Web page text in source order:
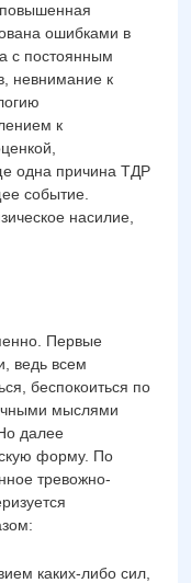
ошибками в
с постоянным
невнимание к
к
одна причина ТДР
событие.
насилие,
Первые
ведь всем
беспокоиться по
мыслями
далее
форму. По
тревожно-
каких-либо сил,